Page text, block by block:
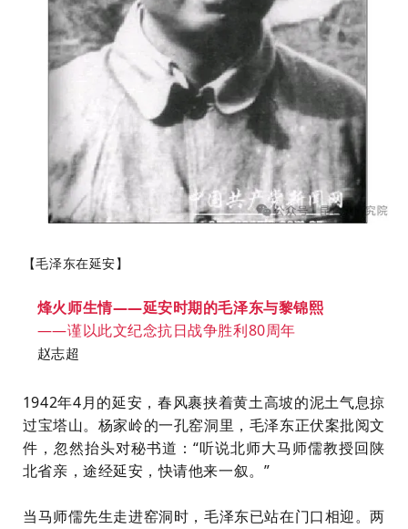
【毛泽东在延安】
烽火师生情——延安时期的毛泽东与黎锦熙
——谨以此文纪念抗日战争胜利80周年
赵志超
1942年4月的延安，春风裹挟着黄土高坡的泥土气息掠
过宝塔山。杨家岭的一孔窑洞里，毛泽东正伏案批阅文
件，忽然抬头对秘书道：“听说北师大马师儒教授回陕
北省亲，途经延安，快请他来一叙。”
当马师儒先生走进窑洞时，毛泽东已站在门口相迎。两